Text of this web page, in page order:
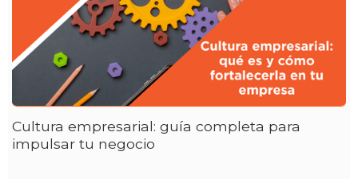
Cultura empresarial: guía completa para
impulsar tu negocio